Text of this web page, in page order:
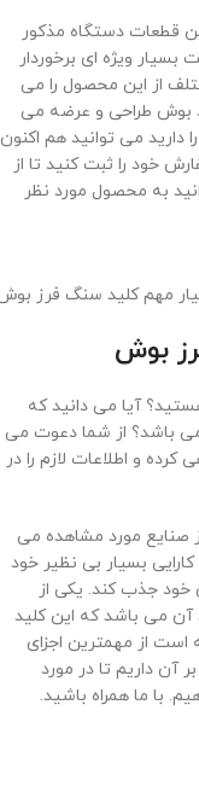
قطعات دستگاه مذکور
ویژه ای برخوردار
از این محصول را می
بوش طراحی و عرضه می
می توانید هم اکنون
خود را ثبت کنید تا از
به محصول مورد نظر
مهم کلید سنگ فرز
بوش
آیا می دانید که
باشد؟ از شما دعوت می
و اطلاعات لازم را در
صنایع مورد مشاهده می
بسیار بی نظیر خود
خود جذب کند. یکی از
می باشد که این کلید
است از مهمترین اجزای
آن داریم تا در مورد
با ما همراه باشید.